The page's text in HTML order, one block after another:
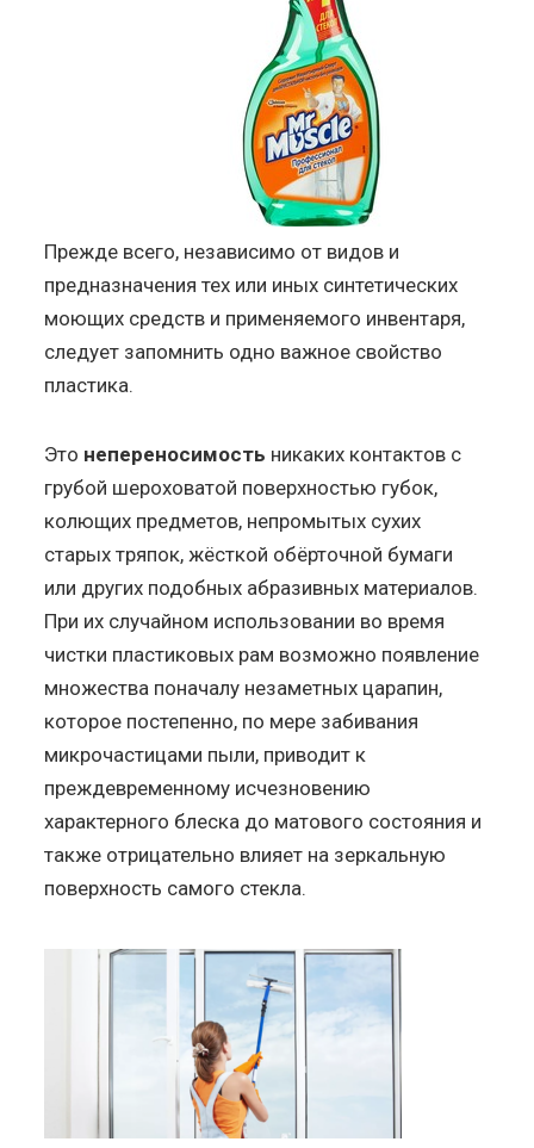
Прежде всего, независимо от видов и
предназначения тех или иных синтетических
моющих средств и применяемого инвентаря,
следует запомнить одно важное свойство
пластика.
Это непереносимость никаких контактов с
грубой шероховатой поверхностью губок,
колющих предметов, непромытых сухих
старых тряпок, жёсткой обёрточной бумаги
или других подобных абразивных материалов.
При их случайном использовании во время
чистки пластиковых рам возможно появление
множества поначалу незаметных царапин,
которое постепенно, по мере забивания
микрочастицами пыли, приводит к
преждевременному исчезновению
характерного блеска до матового состояния и
также отрицательно влияет на зеркальную
поверхность самого стекла.